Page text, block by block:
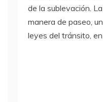
de la sublevación.
manera de paseo,
leyes del tránsito,